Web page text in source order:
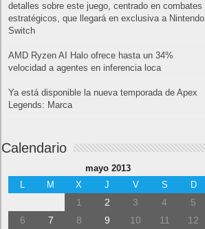
detalles sobre este juego, centrado en combates
estratégicos, que llegará en exclusiva a Nintendo
Switch
AMD Ryzen AI Halo ofrece hasta un 34%
velocidad a agentes en inferencia loca
Ya está disponible la nueva temporada de Apex
Legends: Marca
Calendario
mayo 2013
L
M X J V S D
1 2 3 4
5
6
7 8 9 10 11
12